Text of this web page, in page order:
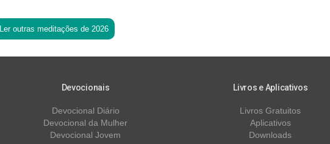
Ler outras meditações de 2026
Devocionais
Devocional Diário
Devocional da Mulher
Devocional Jovem
Livros e Aplicativos
Livros Gratuitos
Aplicativos
Downloads